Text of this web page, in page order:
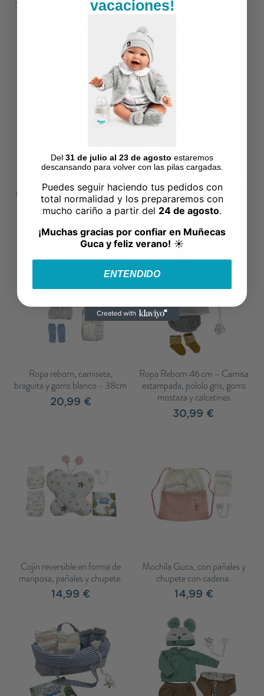
beig - 42 - 46cm
calcetines color rosa - 38cm
Ropa reborn, peto fucsia,
camisa, calcetines y diadema -
38cm
Ropa reborn, vestido de flores
gris, braguita, calcetines y
chupete - 46cm
Ropa reborn, camiseta,
braguita y gorro blanco - 38cm
20,99 €
Ropa Reborn 46 cm – Camisa
estampada, pololo gris, gorro
mostaza y calcetines
30,99 €
Cojín reversible en forma de
mariposa, pañales y chupete.
14,99 €
Mochila Guca, con pañales y
chupete con cadena.
14,99 €
vacaciones!
Del 31 de julio al 23 de agosto estaremos
descansando para volver con las pilas cargadas.
Puedes seguir haciendo tus pedidos con
total normalidad y los prepararemos con
mucho cariño a partir del 24 de agosto.
¡Muchas gracias por confiar en Muñecas
Guca y feliz verano! ☀️
ENTENDIDO